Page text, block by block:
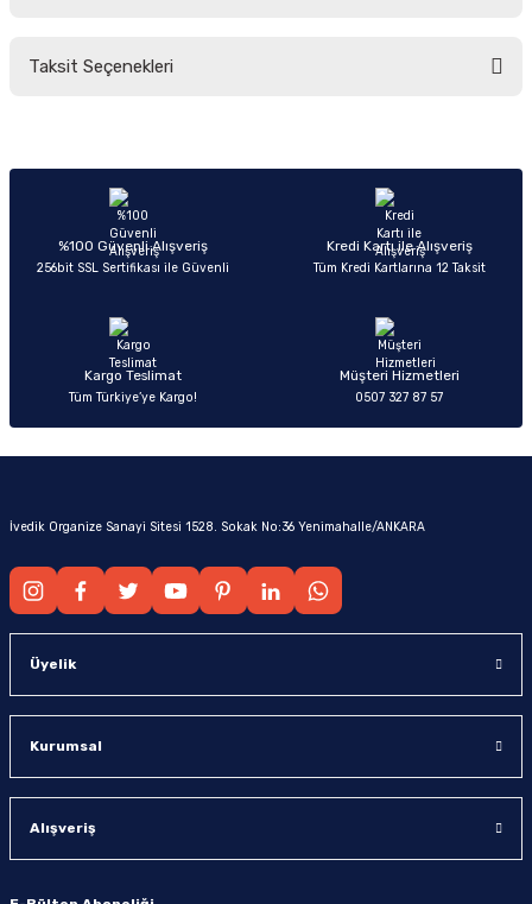
Taksit Seçenekleri
%100 Güvenli Alışveriş
256bit SSL Sertifikası ile Güvenli
Kredi Kartı ile Alışveriş
Tüm Kredi Kartlarına 12 Taksit
Kargo Teslimat
Tüm Türkiye’ye Kargo!
Müşteri Hizmetleri
0507 327 87 57
İvedik Organize Sanayi Sitesi 1528. Sokak No:36 Yenimahalle/ANKARA
Üyelik
Kurumsal
Alışveriş